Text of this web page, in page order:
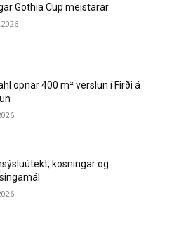
Gothia Cup meistarar
opnar 400 m² verslun í Firði á
kosningar og